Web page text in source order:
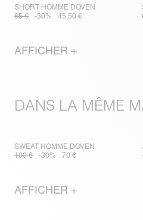
SHORT HOMME DOVEN
65 €
-30% 45,50 €
AFFICHER +
DANS LA MÊME
SWEAT HOMME DOVEN
100 €
-30% 70 €
AFFICHER +